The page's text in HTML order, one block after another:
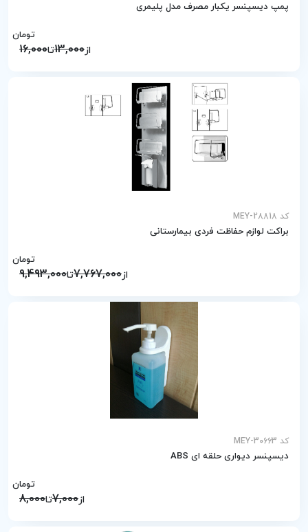
پمپ دیسپنسر یکبار مصرف مدل پلیمری
از13,000تا16,000
تومان
کد MEY-28818
براکت لوازم حفاظت فردی بیمارستانی
از7,767,000تا9,493,000
تومان
کد MEY-30663
دیسپنسر دیواری حلقه ای ABS
از7,000تا8,000
تومان